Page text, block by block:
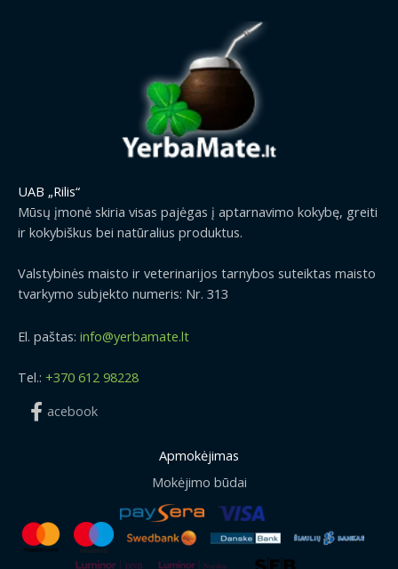
:
3
.
9
9
h
r
u
g
1
UAB „Rilis“
Mūsų įmonė skiria visas pajėgas į aptarnavimo kokybę, greiti
ir kokybiškus bei natūralius produktus.
Valstybinės maisto ir veterinarijos tarnybos suteiktas maisto
tvarkymo subjekto numeris: Nr. 313
El. paštas: info@yerbamate.lt
Tel.: +370 612 98228
acebook
Apmokėjimas
Mokėjimo būdai